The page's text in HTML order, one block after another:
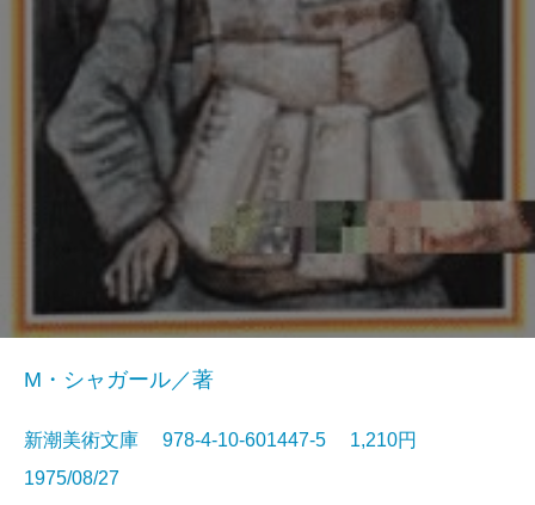
M・シャガール／著
新潮美術文庫 978-4-10-601447-5 1,210円
1975/08/27